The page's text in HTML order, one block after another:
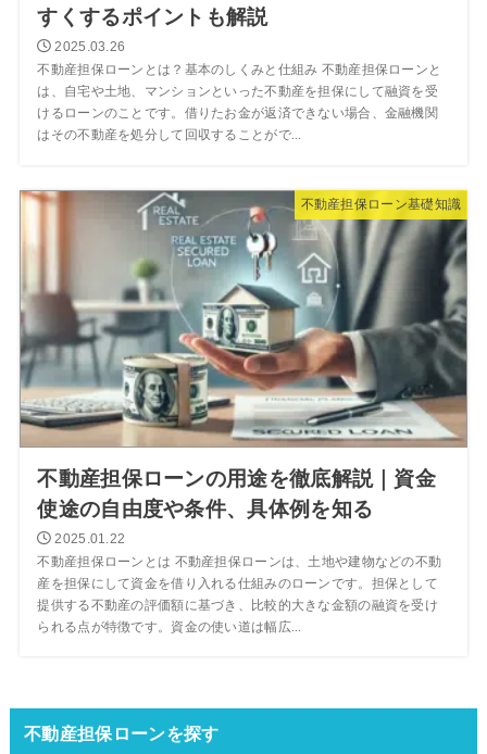
すくするポイントも解説
2025.03.26
不動産担保ローンとは？基本のしくみと仕組み 不動産担保ローンと
は、自宅や土地、マンションといった不動産を担保にして融資を受
けるローンのことです。借りたお金が返済できない場合、金融機関
はその不動産を処分して回収することがで...
不動産担保ローン基礎知識
不動産担保ローンの用途を徹底解説｜資金
使途の自由度や条件、具体例を知る
2025.01.22
不動産担保ローンとは 不動産担保ローンは、土地や建物などの不動
産を担保にして資金を借り入れる仕組みのローンです。担保として
提供する不動産の評価額に基づき、比較的大きな金額の融資を受け
られる点が特徴です。資金の使い道は幅広...
不動産担保ローンを探す